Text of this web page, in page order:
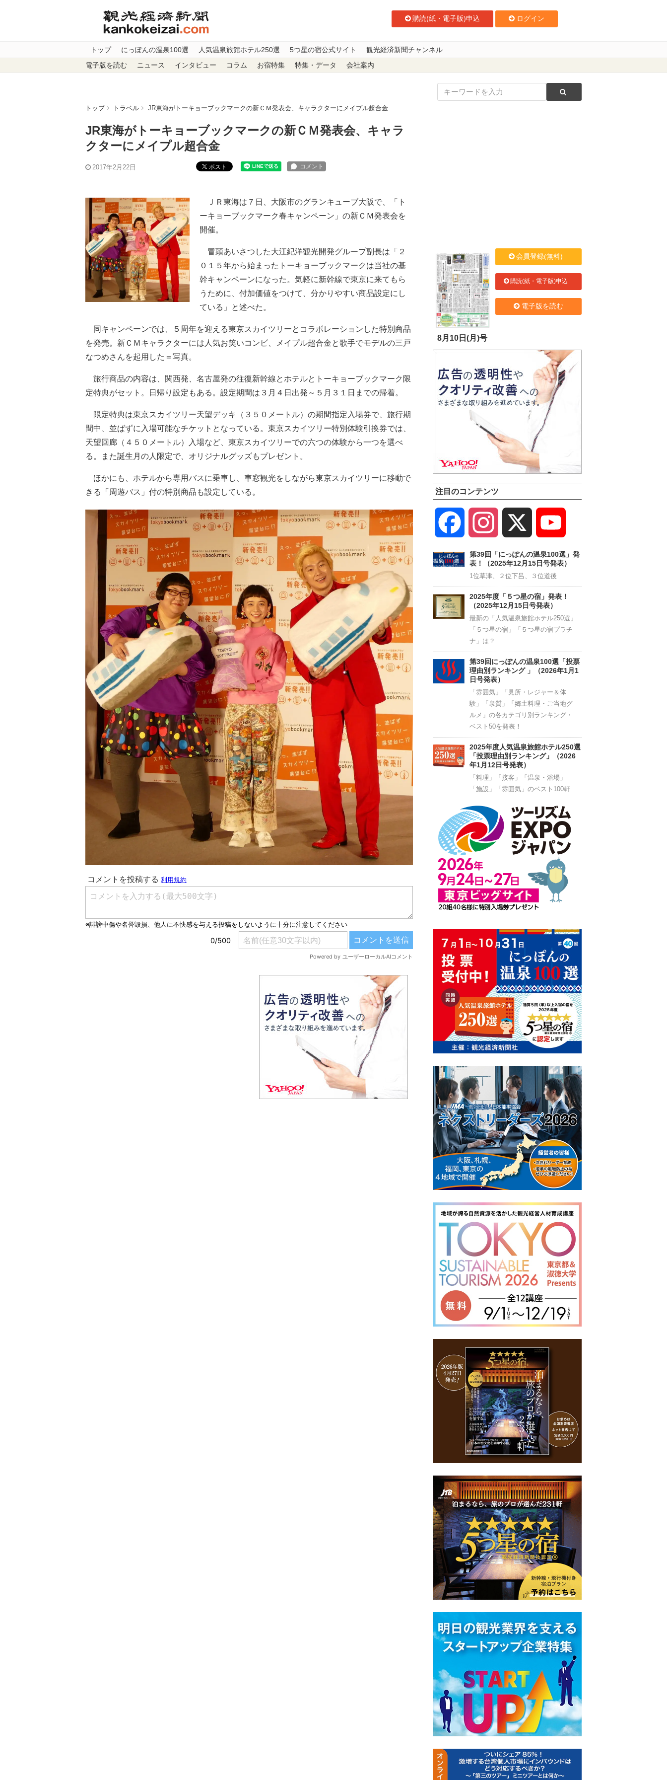
購読(紙・電子版)申込 ログイン
トップ にっぽんの温泉100選 人気温泉旅館ホテル250選 5つ星の宿公式サイト 観光経済新聞チャンネル
電子版を読む ニュース インタビュー コラム お宿特集 特集・データ 会社案内
トップ トラベル JR東海がトーキョーブックマークの新ＣＭ発表会、キャラクターにメイプル超合金
JR東海がトーキョーブックマークの新ＣＭ発表会、キャラ
クターにメイプル超合金
2017年2月22日 ポスト
ＪＲ東海は７日、大阪市のグランキューブ大阪で、「ト
ーキョーブックマーク春キャンペーン」の新ＣＭ発表会を
開催。
冒頭あいさつした大江紀洋観光開発グループ副長は「２
０１５年から始まったトーキョーブックマークは当社の基
幹キャンペーンになった。気軽に新幹線で東京に来てもら
うために、付加価値をつけて、分かりやすい商品設定にし
ている」と述べた。
同キャンペーンでは、５周年を迎える東京スカイツリーとコラボレーションした特別商品
を発売。新ＣＭキャラクターには人気お笑いコンビ、メイプル超合金と歌手でモデルの三戸
なつめさんを起用した＝写真。
旅行商品の内容は、関西発、名古屋発の往復新幹線とホテルとトーキョーブックマーク限
定特典がセット。日帰り設定もある。設定期間は３月４日出発～５月３１日までの帰着。
限定特典は東京スカイツリー天望デッキ（３５０メートル）の期間指定入場券で、旅行期
間中、並ばずに入場可能なチケットとなっている。東京スカイツリー特別体験引換券では、
天望回廊（４５０メートル）入場など、東京スカイツリーでの六つの体験から一つを選べ
る。また誕生月の人限定で、オリジナルグッズもプレゼント。
ほかにも、ホテルから専用バスに乗車し、車窓観光をしながら東京スカイツリーに移動で
きる「周遊バス」付の特別商品も設定している。
8月10日(月)号
会員登録(無料)
購読(紙・電子版)申込
電子版を読む
注目のコンテンツ
Facebook Instagram
Channel
第39回「にっぽんの温泉100選」発
表！（2025年12月15日号発表）
1位草津、２位下呂、３位道後
2025年度「５つ星の宿」発表！
（2025年12月15日号発表）
最新の「人気温泉旅館ホテル250選」
「５つ星の宿」「５つ星の宿プラチ
ナ」は？
第39回にっぽんの温泉100選「投票
理由別ランキング 」（2026年1月1
日号発表）
「雰囲気」「見所・レジャー＆体
験」「泉質」「郷土料理・ご当地グ
ルメ」の各カテゴリ別ランキング・
ベスト50を発表！
2025年度人気温泉旅館ホテル250選
「投票理由別ランキング」（2026
年1月12日号発表）
「料理」「接客」「温泉・浴場」
「施設」「雰囲気」のベスト100軒